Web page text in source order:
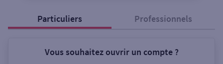
Sélectionnez votre recherche
Particuliers Professionnels
Vous souhaitez ouvrir un compte ?